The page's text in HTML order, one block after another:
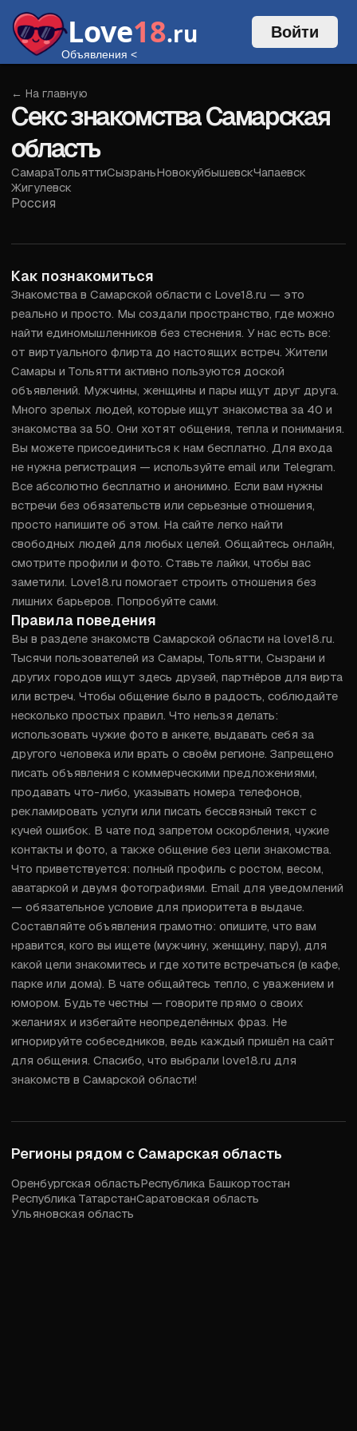
Love18.ru
Объявления <
Войти
← На главную
Секс знакомства Самарская
область
СамараТольяттиСызраньНовокуйбышевскЧапаевск
Жигулевск
Россия
Как познакомиться
Знакомства в Самарской области с Love18.ru — это
реально и просто. Мы создали пространство, где можно
найти единомышленников без стеснения. У нас есть все:
от виртуального флирта до настоящих встреч. Жители
Самары и Тольятти активно пользуются доской
объявлений. Мужчины, женщины и пары ищут друг друга.
Много зрелых людей, которые ищут знакомства за 40 и
знакомства за 50. Они хотят общения, тепла и понимания.
Вы можете присоединиться к нам бесплатно. Для входа
не нужна регистрация — используйте email или Telegram.
Все абсолютно бесплатно и анонимно. Если вам нужны
встречи без обязательств или серьезные отношения,
просто напишите об этом. На сайте легко найти
свободных людей для любых целей. Общайтесь онлайн,
смотрите профили и фото. Ставьте лайки, чтобы вас
заметили. Love18.ru помогает строить отношения без
лишних барьеров. Попробуйте сами.
Правила поведения
Вы в разделе знакомств Самарской области на love18.ru.
Тысячи пользователей из Самары, Тольятти, Сызрани и
других городов ищут здесь друзей, партнёров для вирта
или встреч. Чтобы общение было в радость, соблюдайте
несколько простых правил. Что нельзя делать:
использовать чужие фото в анкете, выдавать себя за
другого человека или врать о своём регионе. Запрещено
писать объявления с коммерческими предложениями,
продавать что-либо, указывать номера телефонов,
рекламировать услуги или писать бессвязный текст с
кучей ошибок. В чате под запретом оскорбления, чужие
контакты и фото, а также общение без цели знакомства.
Что приветствуется: полный профиль с ростом, весом,
аватаркой и двумя фотографиями. Email для уведомлений
— обязательное условие для приоритета в выдаче.
Составляйте объявления грамотно: опишите, что вам
нравится, кого вы ищете (мужчину, женщину, пару), для
какой цели знакомитесь и где хотите встречаться (в кафе,
парке или дома). В чате общайтесь тепло, с уважением и
юмором. Будьте честны — говорите прямо о своих
желаниях и избегайте неопределённых фраз. Не
игнорируйте собеседников, ведь каждый пришёл на сайт
для общения. Спасибо, что выбрали love18.ru для
знакомств в Самарской области!
Регионы рядом с Самарская область
Оренбургская областьРеспублика Башкортостан
Республика ТатарстанСаратовская область
Ульяновская область